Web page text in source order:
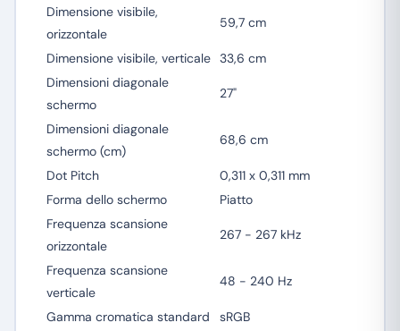
Dimensione visibile,
orizzontale
59,7 cm
Dimensione visibile, verticale 33,6 cm
Dimensioni diagonale
schermo
27"
Dimensioni diagonale
schermo (cm)
68,6 cm
Dot Pitch
0,311 x 0,311 mm
Forma dello schermo
Piatto
Frequenza scansione
orizzontale
267 - 267 kHz
Frequenza scansione
verticale
48 - 240 Hz
Gamma cromatica standard sRGB